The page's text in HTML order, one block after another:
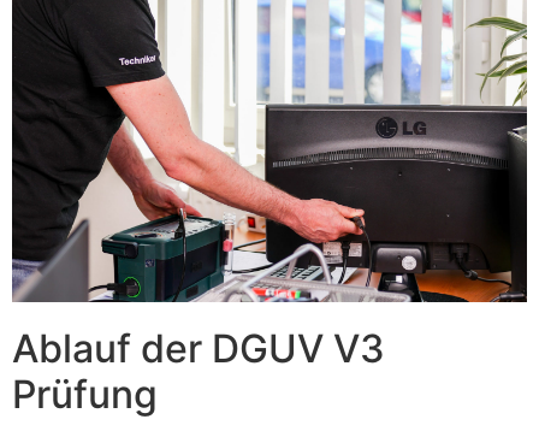
Ablauf der DGUV V3
Prüfung